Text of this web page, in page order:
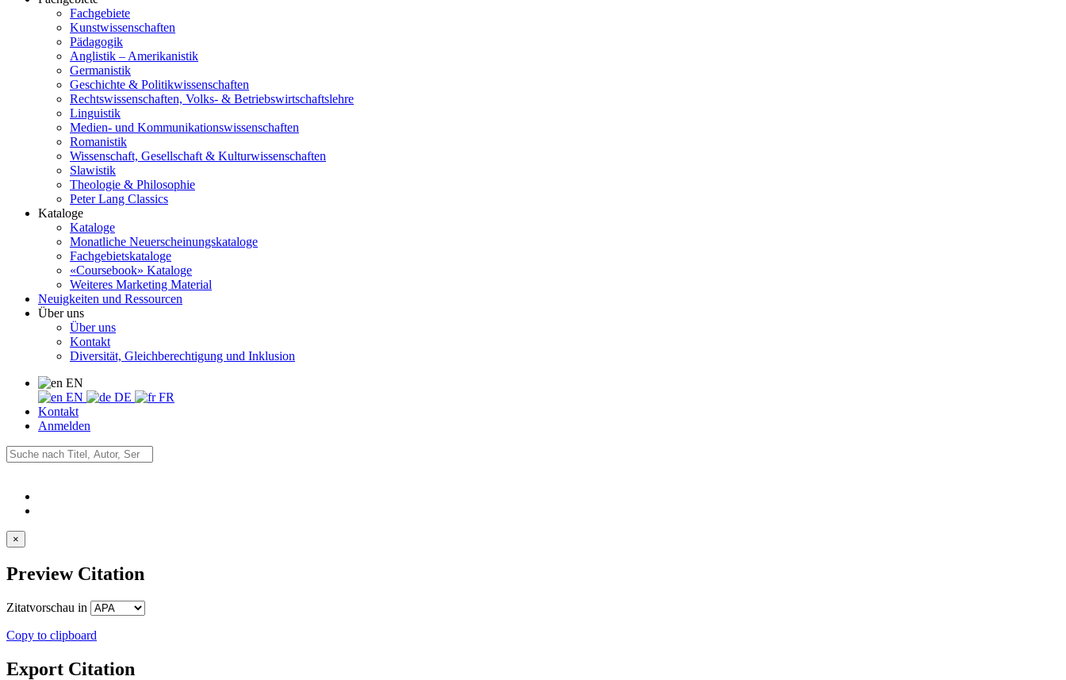
Fachgebiete
Kunstwissenschaften
Pädagogik
Anglistik – Amerikanistik
Germanistik
Geschichte & Politikwissenschaften
Rechtswissenschaften, Volks- & Betriebswirtschaftslehre
Linguistik
Medien- und Kommunikationswissenschaften
Romanistik
Wissenschaft, Gesellschaft & Kulturwissenschaften
Slawistik
Theologie & Philosophie
Peter Lang Classics
Kataloge
Kataloge
Monatliche Neuerscheinungskataloge
Fachgebietskataloge
«Coursebook» Kataloge
Weiteres Marketing Material
Neuigkeiten und Ressourcen
Über uns
Über uns
Kontakt
Diversität, Gleichberechtigung und Inklusion
EN
EN
DE
FR
Kontakt
Anmelden
×
Preview Citation
Zitatvorschau in
Copy to clipboard
Export Citation